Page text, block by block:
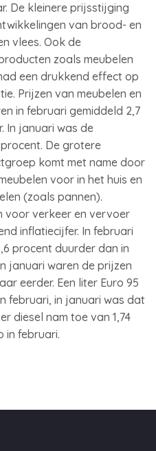
De kleinere prijsstijging
van brood- en
vlees. Ook de
zoals meubelen
een drukkend effect op
Prijzen van meubelen en
in februari gemiddeld 2,7
In januari was de
De grotere
komt met name door
voor in het huis en
(zoals pannen).
voor verkeer en vervoer
inflatiecijfer. In februari
procent duurder dan in
januari waren de prijzen
eerder. Een liter Euro 95
februari, in januari was dat
diesel nam toe van 1,74
in februari.